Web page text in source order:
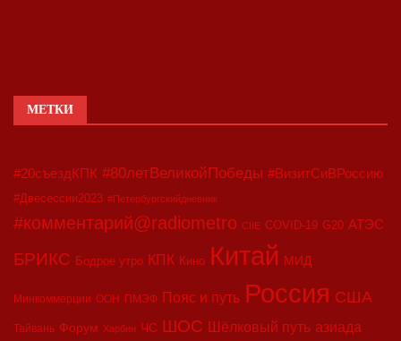
МЕТКИ
#20съездКПК #80летВеликойПобеды #ВизитСиВРоссию
#Двесессии2023 #Петербургскийдневник
#комментарий@radiometro CIIE COVID-19 G20 АТЭС
БРИКС Бодрое утро КПК Кино Китай МИД
Минкоммерции ООН ПМЭФ Пояс и путь Россия США
Тайвань Форум Харбин ЧС ШОС Шёлковый путь азиада